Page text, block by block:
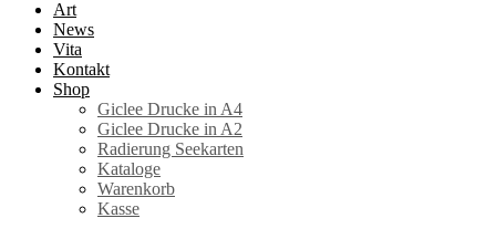
Art
News
Vita
Kontakt
Shop
Giclee Drucke in A4
Giclee Drucke in A2
Radierung Seekarten
Kataloge
Warenkorb
Kasse